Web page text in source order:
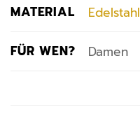
MATERIAL Edelstahl
FÜR WEN? Damen